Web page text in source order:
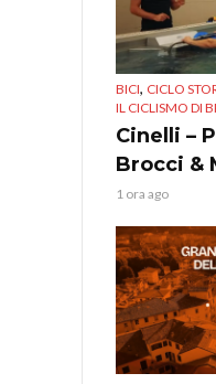
BICI, CICLO
IL CICLISMO DI
Cinelli –
Brocci &
1 ora ago